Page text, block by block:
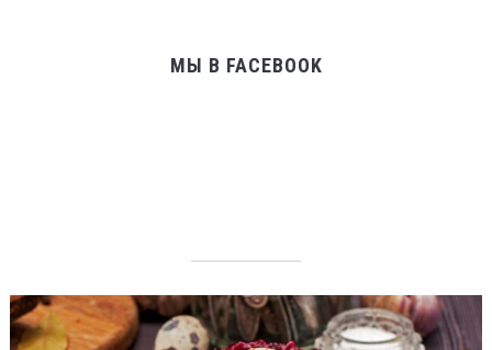
МЫ В FACEBOOK